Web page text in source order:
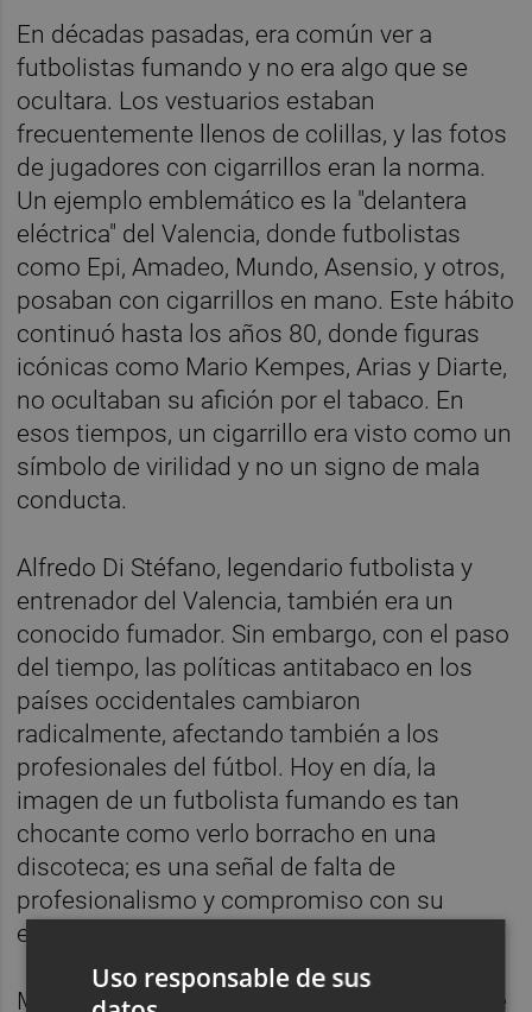
En décadas pasadas, era común ver a
futbolistas fumando y no era algo que se
ocultara. Los vestuarios estaban
frecuentemente llenos de colillas, y las fotos
de jugadores con cigarrillos eran la norma.
Un ejemplo emblemático es la "delantera
eléctrica" del Valencia, donde futbolistas
como Epi, Amadeo, Mundo, Asensio, y otros,
posaban con cigarrillos en mano. Este hábito
continuó hasta los años 80, donde figuras
icónicas como Mario Kempes, Arias y Diarte,
no ocultaban su afición por el tabaco. En
esos tiempos, un cigarrillo era visto como un
símbolo de virilidad y no un signo de mala
conducta.
Alfredo Di Stéfano, legendario futbolista y
entrenador del Valencia, también era un
conocido fumador. Sin embargo, con el paso
del tiempo, las políticas antitabaco en los
países occidentales cambiaron
radicalmente, afectando también a los
profesionales del fútbol. Hoy en día, la
imagen de un futbolista fumando es tan
chocante como verlo borracho en una
discoteca; es una señal de falta de
profesionalismo y compromiso con su
equipo.
Miguel Brito, conocido por su sinceridad, fue
Uso responsable de sus